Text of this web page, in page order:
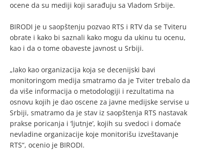
ocene da su mediji koji sarađuju sa Vladom Srbije.
BIRODI je u saopštenju pozvao RTS i RTV da se Tviteru
obrate i kako bi saznali kako mogu da ukinu tu ocenu,
kao i da o tome obaveste javnost u Srbiji.
„Iako kao organizacija koja se decenijski bavi
monitoringom medija smatramo da je Tviter trebalo da
da više informacija o metodologiji i rezultatima na
osnovu kojih je dao oscene za javne medijske servise u
Srbiji, smatramo da je stav iz saopštenja RTS nastavak
prakse poricanja i ‘ljutnje’, kojih su svedoci i domaće
nevladine organizacije koje monitorišu izveštavanje
RTS“, ocenio je BIRODI.